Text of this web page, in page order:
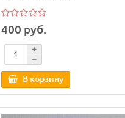
400 руб.
В корзину